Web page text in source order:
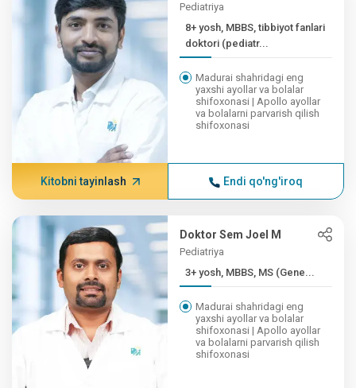
Pediatriya
8+ yosh, MBBS, tibbiyot fanlari
doktori (pediatr...
Madurai shahridagi eng
yaxshi ayollar va bolalar
shifoxonasi | Apollo ayollar
va bolalarni parvarish qilish
shifoxonasi
Kitobni tayinlash Endi qo'ng'iroq
Doktor Sem Joel M
Pediatriya
3+ yosh, MBBS, MS (Gene...
Madurai shahridagi eng
yaxshi ayollar va bolalar
shifoxonasi | Apollo ayollar
va bolalarni parvarish qilish
shifoxonasi